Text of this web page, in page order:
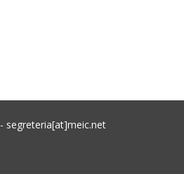
- segreteria[at]meic.net